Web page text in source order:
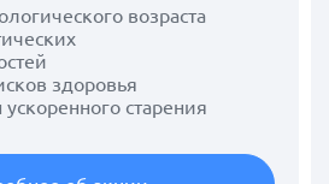
возраста
здоровья
старения